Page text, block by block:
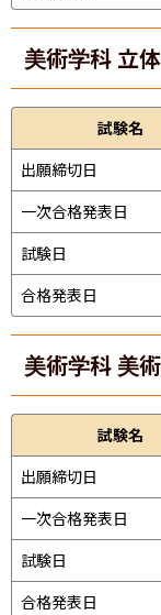
美術学科 立
試験名
出願締切日
一次合格発表日
試験日
合格発表日
美術学科 美
試験名
出願締切日
一次合格発表日
試験日
合格発表日